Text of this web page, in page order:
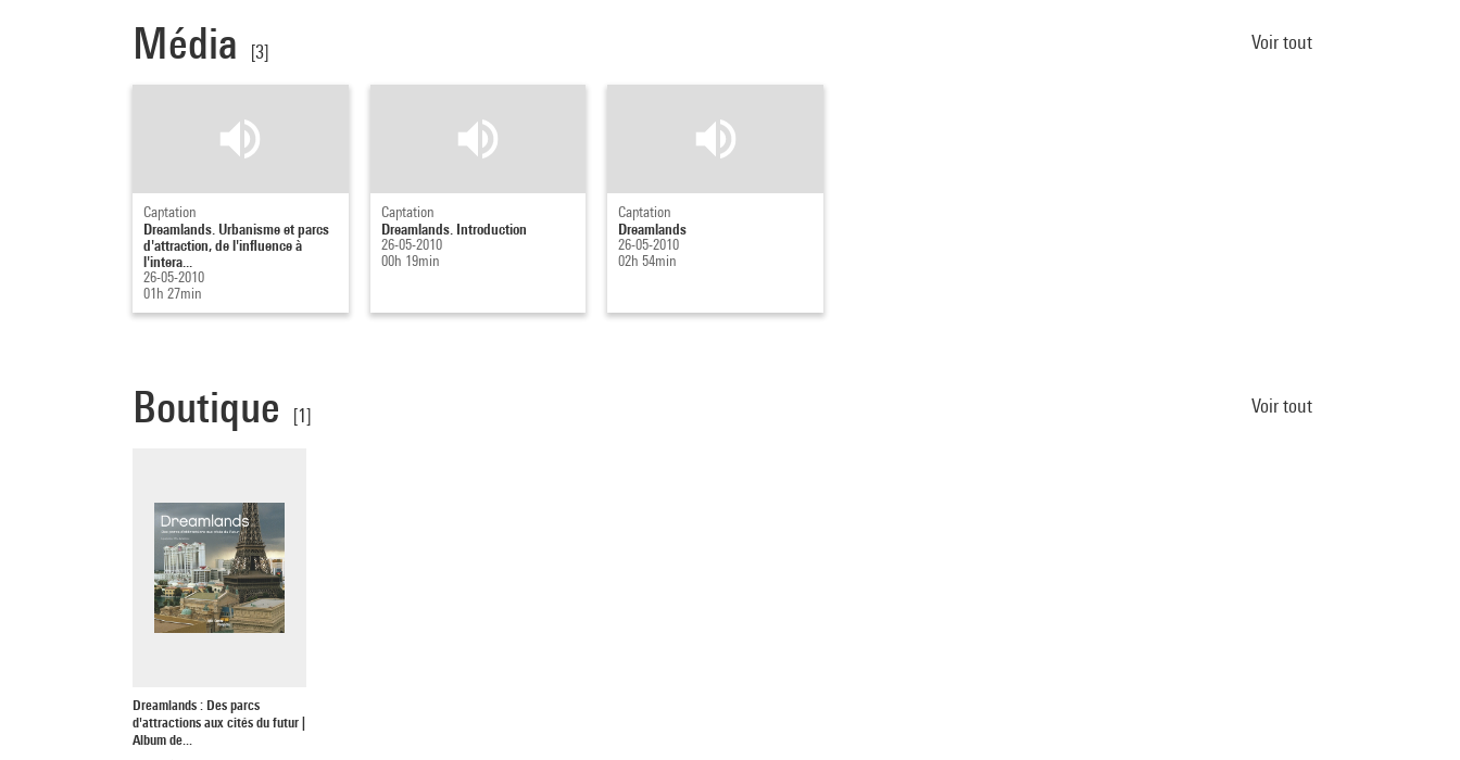
Média [3] Voir tout
Captation
Dreamlands. Urbanisme et parcs
d'attraction, de l'influence à
l'intera...
26-05-2010
01h 27min
Captation
Dreamlands. Introduction
26-05-2010
00h 19min
Captation
Dreamlands
26-05-2010
02h 54min
Boutique [1] Voir tout
Dreamlands : Des parcs
d'attractions aux cités du futur |
Album de...